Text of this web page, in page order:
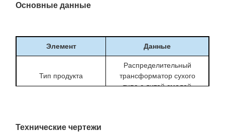
Основные данные
Элемент Данные
Тип продукта
Распределительный
трансформатор сухого
типа с литой смолой
Технические чертежи